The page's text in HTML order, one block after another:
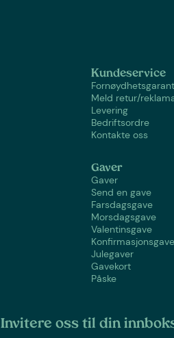
Kundeservice
Meld retur/
Levering
Bedriftsordre
Kontakte oss
Gaver
Gaver
Send en gave
Farsdagsgave
Morsdagsgave
Valentinsgave
Konfirmasjonsgave
Julegaver
Gavekort
Påske
Invitere oss til din